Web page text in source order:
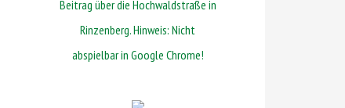
Beitrag über die Hochwaldstraße in
Rinzenberg. Hinweis: Nicht
abspielbar in Google Chrome!